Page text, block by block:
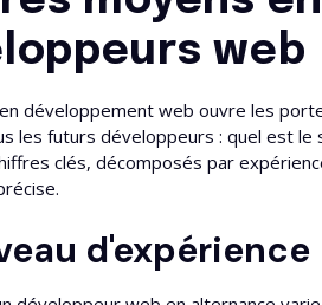
web
développement web ouvre les
les futurs développeurs : quel est le
clés, décomposés par
d'expérience